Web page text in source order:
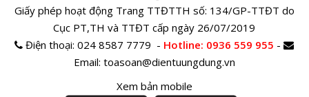
Giấy phép hoạt động Trang TTĐTTH số: 134/GP-TTĐT do
Cục PT,TH và TTĐT cấp ngày 26/07/2019
Điện thoại:024 8587 7779 - Hotline: 0936 559 955 -
Email: toasoan@dientuungdung.vn
Xem bản mobile